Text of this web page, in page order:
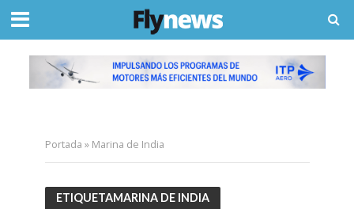
Portada » Marina de India
ETIQUETAMARINA DE INDIA